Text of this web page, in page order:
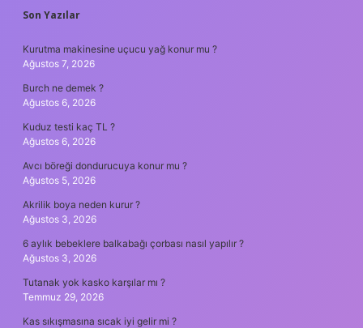
SIDEBAR
Son Yazılar
Kurutma makinesine uçucu yağ konur mu ?
Ağustos 7, 2026
Burch ne demek ?
Ağustos 6, 2026
Kuduz testi kaç TL ?
Ağustos 6, 2026
Avcı böreği dondurucuya konur mu ?
Ağustos 5, 2026
Akrilik boya neden kurur ?
Ağustos 3, 2026
6 aylık bebeklere balkabağı çorbası nasıl yapılır ?
Ağustos 3, 2026
Tutanak yok kasko karşılar mı ?
Temmuz 29, 2026
Kas sıkışmasına sıcak iyi gelir mi ?